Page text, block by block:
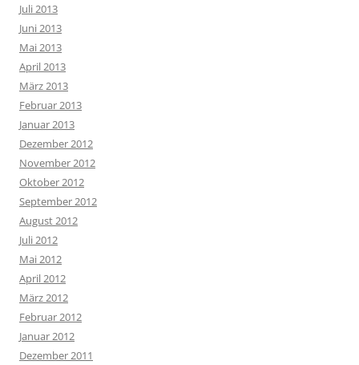
Juli 2013
Juni 2013
Mai 2013
April 2013
März 2013
Februar 2013
Januar 2013
Dezember 2012
November 2012
Oktober 2012
September 2012
August 2012
Juli 2012
Mai 2012
April 2012
März 2012
Februar 2012
Januar 2012
Dezember 2011